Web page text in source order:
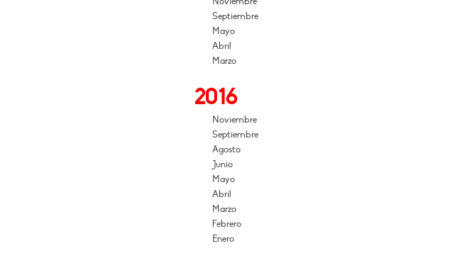
Septiembre
Mayo
Abril
Marzo
2016
Noviembre
Septiembre
Agosto
Junio
Mayo
Abril
Marzo
Febrero
Enero